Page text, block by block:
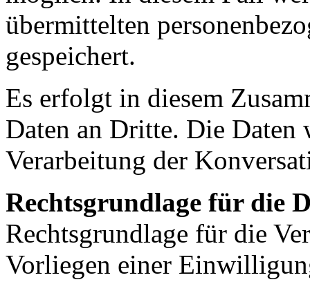
übermittelten
gespeichert.
Es erfolgt in diesem
Daten an Dritte. Die Daten
Verarbeitung der
Rechtsgrundlage für die
Rechtsgrundlage für die
Vorliegen einer